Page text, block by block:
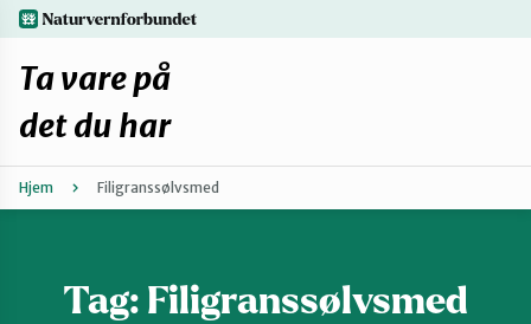
Hopp
til
hovedinnhold
Fiksetips
naturvernforbundet.no
Ta vare på
det du har
Hjem Filigranssølvsmed
Tag: Filigranssølvsmed